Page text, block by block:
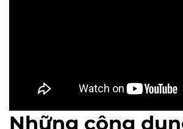
Những công